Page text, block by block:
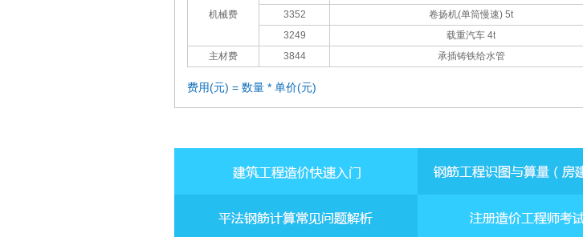
机械费
3352
卷扬机(单筒慢速) 5t
3249
载重汽车 4t
主材费
3844 承插铸铁给水管
费用(元) = 数量 * 单价(元)